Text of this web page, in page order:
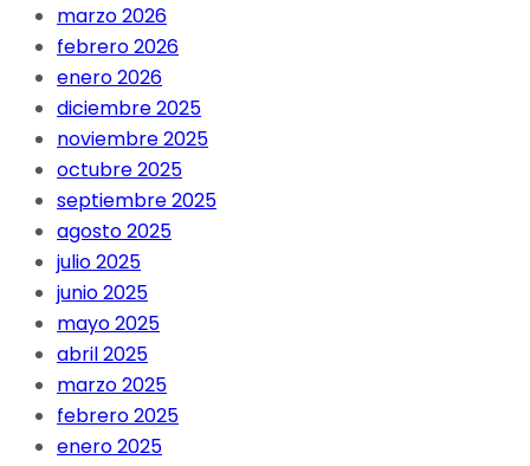
marzo 2026
febrero 2026
enero 2026
diciembre 2025
noviembre 2025
octubre 2025
septiembre 2025
agosto 2025
julio 2025
junio 2025
mayo 2025
abril 2025
marzo 2025
febrero 2025
enero 2025